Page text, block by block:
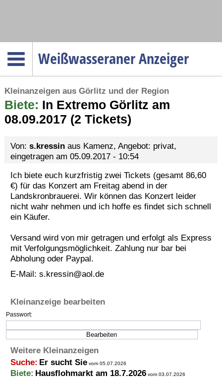
Weißwasseraner Anzeiger
Menüpunkte
Politik
Gesellschaft
Service
Gesundheit
Kultur
Sport
Termine
Kostenlos
Kleinanzeigen aus Görlitz und der Region
Biete: In Extremo Görlitz am
08.09.2017 (2 Tickets)
Von: s.kressinaus Kamenz, Angebot: privat,
eingetragen am 05.09.2017 - 10:54
Ich biete euch kurzfristig zwei Tickets (gesamt 86,60
€) für das Konzert am Freitag abend in der
Landskronbrauerei. Wir können das Konzert leider
nicht wahr nehmen und ich hoffe es findet sich schnell
ein Käufer.
Versand wird von mir getragen und erfolgt als Express
mit Verfolgungsmöglichkeit. Zahlung nur bar bei
Abholung oder Paypal.
E-Mail: s.kressin@aol.de
Kleinanzeige bearbeiten
Passwort:
Weitere Kleinanzeigen
Suche: Er sucht Sie vom 05.07.2026
Biete: Hausflohmarkt am 18.7.2026 vom 03.07.2026